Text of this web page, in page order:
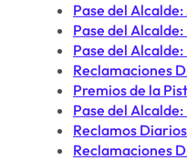
Pase del
Pase del
Pase del
Reclamaciones
Premios de la
Pase del
Reclamos
Reclamaciones